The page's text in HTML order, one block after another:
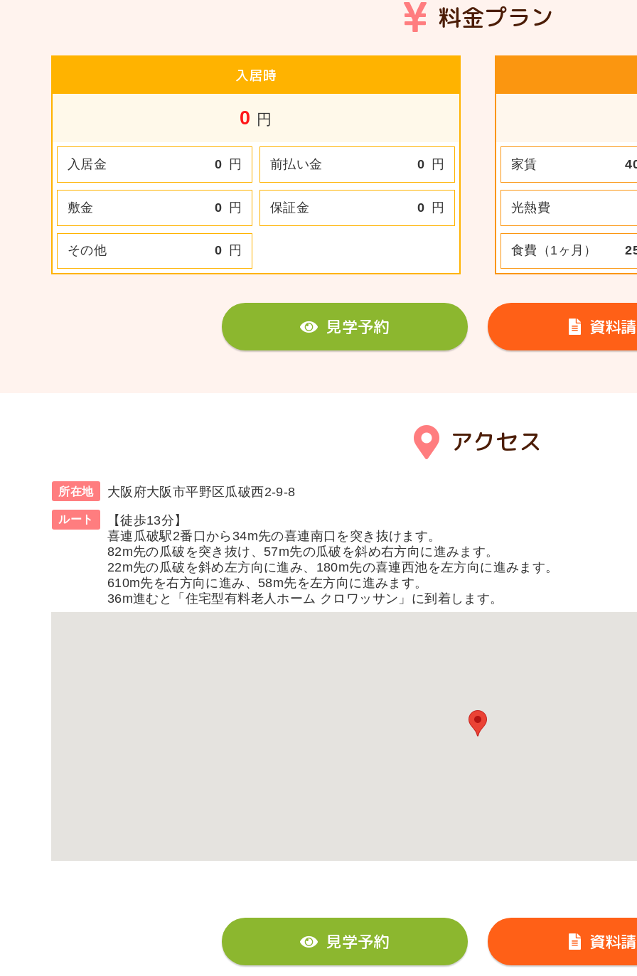
料金プラン
入居時
0 円
入居金 0 円 前払い金 0 円
敷金 0 円 保証金 0 円
その他 0 円
家賃
光熱費
食費（1ヶ月）
見学予約 資料
アクセス
所在地 大阪府大阪市平野区瓜破西2-9-8
ルート
【徒歩13分】
喜連瓜破駅2番口から34m先の喜連南口を突き抜けます。
82m先の瓜破を突き抜け、57m先の瓜破を斜め右方向に進みます。
22m先の瓜破を斜め左方向に進み、180m先の喜連西池を左方向に進みます。
610m先を右方向に進み、58m先を左方向に進みます。
36m進むと「住宅型有料老人ホーム クロワッサン」に到着します。
見学予約 資料